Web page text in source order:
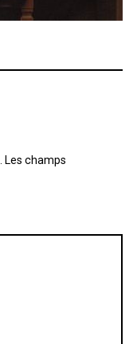
Les champs